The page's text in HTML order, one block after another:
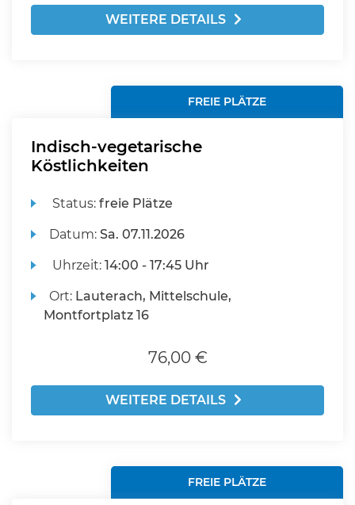
WEITERE DETAILS
FREIE PLÄTZE
Indisch-vegetarische
Köstlichkeiten
Status:freie Plätze
Datum:Sa. 07.11.2026
Uhrzeit:14:00 - 17:45 Uhr
Ort: Lauterach, Mittelschule,
Montfortplatz 16
76,00 €
WEITERE DETAILS
FREIE PLÄTZE